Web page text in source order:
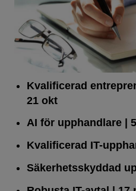
Kvalificerad
21 okt
AI för upphandlare|
Kvalificerad IT-
Säkerhetsskyddad